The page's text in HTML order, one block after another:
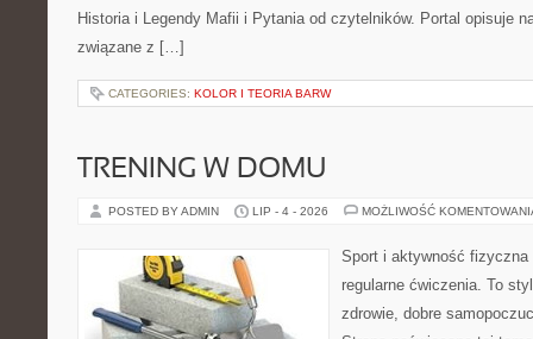
Historia i Legendy Mafii i Pytania od czytelników. Portal opisuje
związane z […]
CATEGORIES: KOLOR I TEORIA BARW
TRENING W DOMU
POSTED BY ADMIN LIP - 4 - 2026 MOŻLIWOŚĆ
Sport i aktywność
regularne ćwiczenia. To
zdrowie, dobre